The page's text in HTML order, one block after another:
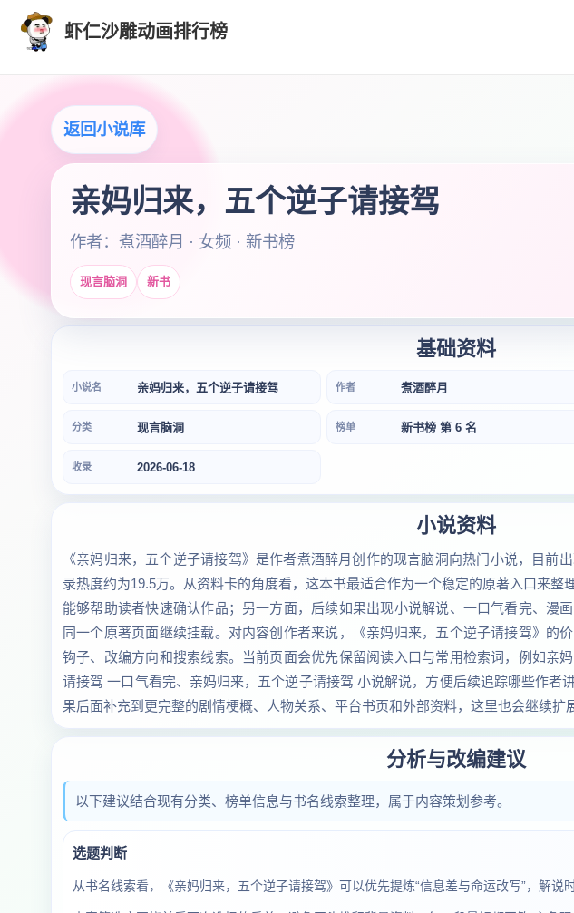
虾仁沙雕动画排行榜
返回小说库
亲妈归来，五个逆子请接驾
作者：煮酒醉月 · 女频 · 新书榜
现言脑洞 新书
基础资料
小说名 亲妈归来，五个逆子请接驾 作者 煮酒醉月
分类 现言脑洞 榜单 新书榜 第 6 名
收录 2026-06-18
小说资料
《亲妈归来，五个逆子请接驾》是作者煮酒醉月创作的现言脑洞向热门小说，目前
录热度约为19.5万。从资料卡的角度看，这本书最适合作为一个稳定的原著入口来整
能够帮助读者快速确认作品；另一方面，后续如果出现小说解说、一口气看完、漫
同一个原著页面继续挂载。对内容创作者来说，《亲妈归来，五个逆子请接驾》的
钩子、改编方向和搜索线索。当前页面会优先保留阅读入口与常用检索词，例如亲
请接驾 一口气看完、亲妈归来，五个逆子请接驾 小说解说，方便后续追踪哪些作者
果后面补充到更完整的剧情梗概、人物关系、平台书页和外部资料，这里也会继续扩
分析与改编建议
以下建议结合现有分类、榜单信息与书名线索整理，属于内容策划参考。
选题判断
从书名线索看，《亲妈归来，五个逆子请接驾》可以优先提炼“信息差与命运改写”，解说